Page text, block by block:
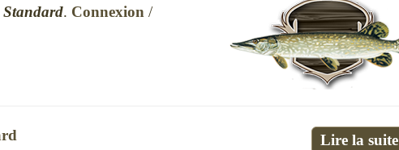
Standard. Connexion /
Lire la suite